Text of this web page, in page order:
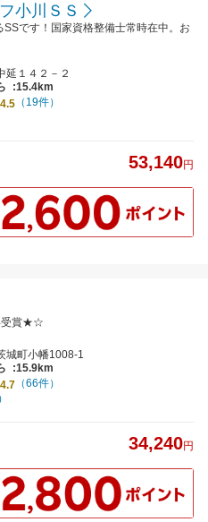
小川ＳＳ
です！国家資格整備士常時在中。お
延１４２－２
:15.4km
4.5 （19件）
53,140円
受賞★☆
城町小幡1008-1
:15.9km
4.7 （66件）
34,240円